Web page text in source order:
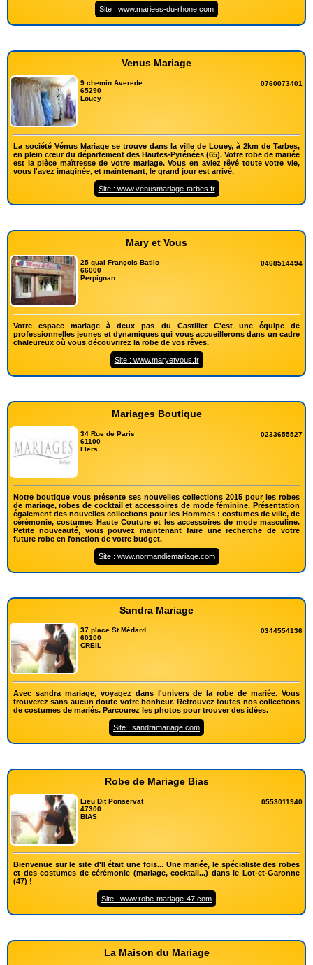
Site : www.mariees-du-rhone.com
Venus Mariage
9 chemin Averede
65290
Louey
0760073401
La société Vénus Mariage se trouve dans la ville de Louey, à 2km de Tarbes,
en plein cœur du département des Hautes-Pyrénées (65). Votre robe de mariée
est la pièce maîtresse de votre mariage. Vous en aviez rêvé toute votre vie,
vous l'avez imaginée, et maintenant, le grand jour est arrivé.
Site : www.venusmariage-tarbes.fr
Mary et Vous
25 quai François Batllo
66000
Perpignan
0468514494
Votre espace mariage à deux pas du Castillet C'est une équipe de
professionnelles jeunes et dynamiques qui vous accueillerons dans un cadre
chaleureux où vous découvrirez la robe de vos rêves.
Site : www.maryetvous.fr
Mariages Boutique
34 Rue de Paris
61100
Flers
0233655527
Notre boutique vous présente ses nouvelles collections 2015 pour les robes
de mariage, robes de cocktail et accessoires de mode féminine. Présentation
également des nouvelles collections pour les Hommes : costumes de ville, de
cérémonie, costumes Haute Couture et les accessoires de mode masculine.
Petite nouveauté, vous pouvez maintenant faire une recherche de votre
future robe en fonction de votre budget.
Site : www.normandiemariage.com
Sandra Mariage
37 place St Médard
60100
CREIL
0344554136
Avec sandra mariage, voyagez dans l'univers de la robe de mariée. Vous
trouverez sans aucun doute votre bonheur. Retrouvez toutes nos collections
de costumes de mariés. Parcourez les photos pour trouver des idées.
Site : sandramariage.com
Robe de Mariage Bias
Lieu Dit Ponservat
47300
BIAS
0553011940
Bienvenue sur le site d'Il était une fois... Une mariée, le spécialiste des robes
et des costumes de cérémonie (mariage, cocktail...) dans le Lot-et-Garonne
(47) !
Site : www.robe-mariage-47.com
La Maison du Mariage